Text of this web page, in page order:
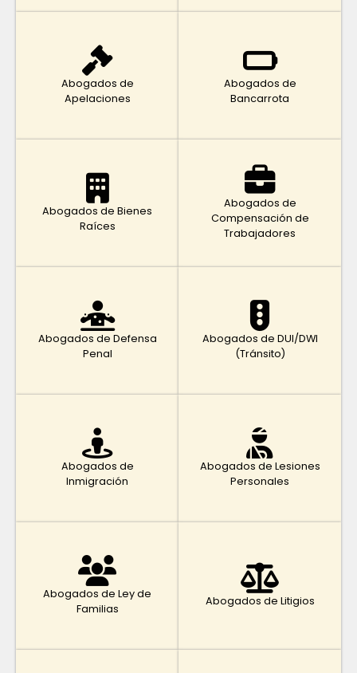
Abogados de
Apelaciones
Abogados de
Bancarrota
Abogados de Bienes
Raíces
Abogados de
Compensación de
Trabajadores
Abogados de Defensa
Penal
Abogados de DUI/DWI
(Tránsito)
Abogados de
Inmigración
Abogados de Lesiones
Personales
Abogados de Ley de
Familias
Abogados de Litigios